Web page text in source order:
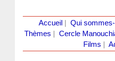
Accueil Qui
Thèmes
Cercle
Films